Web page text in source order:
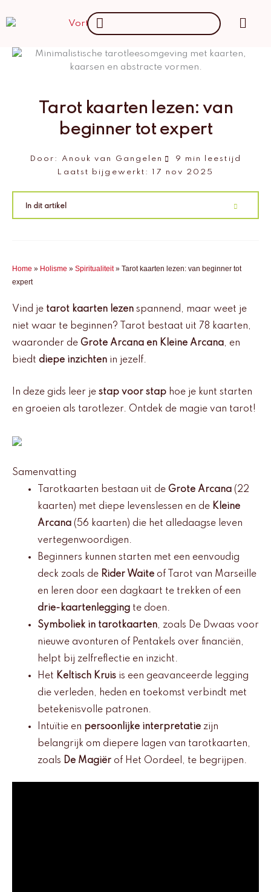
naar
inhoud
Main
Search
...
Tarot kaarten lezen: van
beginner tot expert
Door: Anouk van Gangelen
9 min leestijd
Laatst bijgewerkt:
17 nov 2025
In dit artikel
Home » Holisme » Spiritualiteit» Tarot kaarten lezen: van beginner tot
expert
Vind je tarot kaarten lezen spannend, maar weet je
niet waar te beginnen? Tarot bestaat uit 78 kaarten,
waaronder de Grote Arcana en Kleine Arcana, en
biedt diepe inzichten in jezelf.
In deze gids leer je stap voor stap hoe je kunt starten
en groeien als tarotlezer. Ontdek de magie van tarot!
Samenvatting
Tarotkaarten bestaan uit de Grote Arcana (22
kaarten) met diepe levenslessen en de Kleine
Arcana (56 kaarten) die het alledaagse leven
vertegenwoordigen.
Beginners kunnen starten met een eenvoudig
deck zoals de Rider Waite of Tarot van Marseille
en leren door een dagkaart te trekken of een
drie-kaartenlegging te doen.
Symboliek in tarotkaarten, zoals De Dwaas voor
nieuwe avonturen of Pentakels over financiën,
helpt bij zelfreflectie en inzicht.
Het Keltisch Kruis is een geavanceerde legging
die verleden, heden en toekomst verbindt met
betekenisvolle patronen.
Intuïtie en persoonlijke interpretatie zijn
belangrijk om diepere lagen van tarotkaarten,
zoals De Magiër of Het Oordeel, te begrijpen.